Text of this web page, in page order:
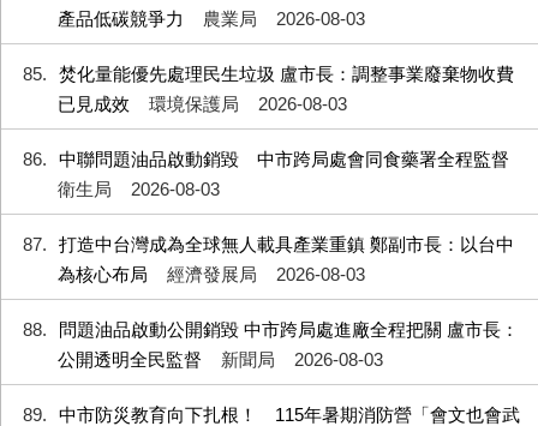
產品低碳競爭力
農業局 2026-08-03
85
焚化量能優先處理民生垃圾 盧市長：調整事業廢棄物收費
已見成效
環境保護局 2026-08-03
86
中聯問題油品啟動銷毀 中市跨局處會同食藥署全程監督
衛生局
2026-08-03
87
打造中台灣成為全球無人載具產業重鎮 鄭副市長：以台中
為核心布局
經濟發展局 2026-08-03
88
問題油品啟動公開銷毀 中市跨局處進廠全程把關 盧市長：
公開透明全民監督
新聞局 2026-08-03
89
中市防災教育向下扎根！ 115年暑期消防營「會文也會武